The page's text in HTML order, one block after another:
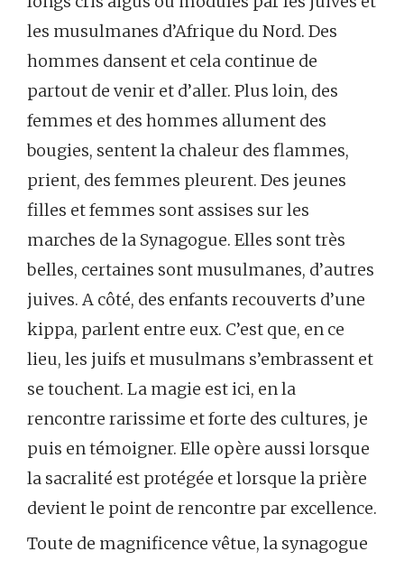
les musulmanes d’Afrique du Nord. Des
hommes dansent et cela continue de
partout de venir et d’aller. Plus loin, des
femmes et des hommes allument des
bougies, sentent la chaleur des flammes,
prient, des femmes pleurent. Des jeunes
filles et femmes sont assises sur les
marches de la Synagogue. Elles sont très
belles, certaines sont musulmanes, d’autres
juives. A côté, des enfants recouverts d’une
kippa, parlent entre eux. C’est que, en ce
lieu, les juifs et musulmans s’embrassent et
se touchent. La magie est ici, en la
rencontre rarissime et forte des cultures, je
puis en témoigner. Elle opère aussi lorsque
la sacralité est protégée et lorsque la prière
devient le point de rencontre par excellence.
Toute de magnificence vêtue, la synagogue